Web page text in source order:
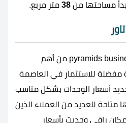
مساحتها من 38 متر مربع.
تُعد الأسعار في pyramids business tower من أهم
مفضلة للاستثمار في العاصمة
أسعار الوحدات بشكل مناسب
متاحة للعديد من العملاء الذين
راقي وحديث بأسعار